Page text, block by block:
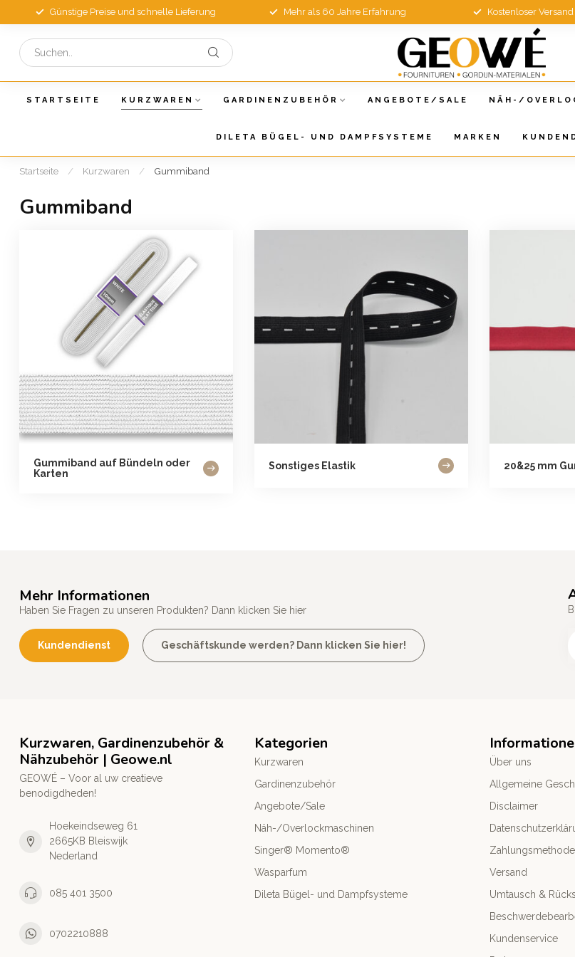
Günstige Preise und schnelle Lieferung Mehr als 60 Jahre Erfahrung Kostenloser
STARTSEITE KURZWAREN GARDINENZUBEHÖR ANGEBOTE/SALE NÄH-/
DILETA BÜGEL- UND DAMPFSYSTEME MARKEN
Startseite / Kurzwaren / Gummiband
Gummiband
Gummiband auf Bündeln oder
Karten
Sonstiges Elastik 20&25 mm
Mehr Informationen
Haben Sie Fragen zu unseren Produkten? Dann klicken Sie hier
Kundendienst Geschäftskunde werden? Dann klicken Sie hier!
Kurzwaren, Gardinenzubehör &
Nähzubehör | Geowe.nl
GEOWÉ – Voor al uw creatieve
benodigdheden!
Hoekeindseweg 61
2665KB Bleiswijk
Nederland
085 401 3500
0702210888
Kategorien
Kurzwaren
Gardinenzubehör
Angebote/Sale
Näh-/Overlockmaschinen
Singer® Momento®
Wasparfum
Dileta Bügel- und Dampfsysteme
Über uns
Allgemeine
Disclaimer
Versand
Umtausch &
Kundenservice